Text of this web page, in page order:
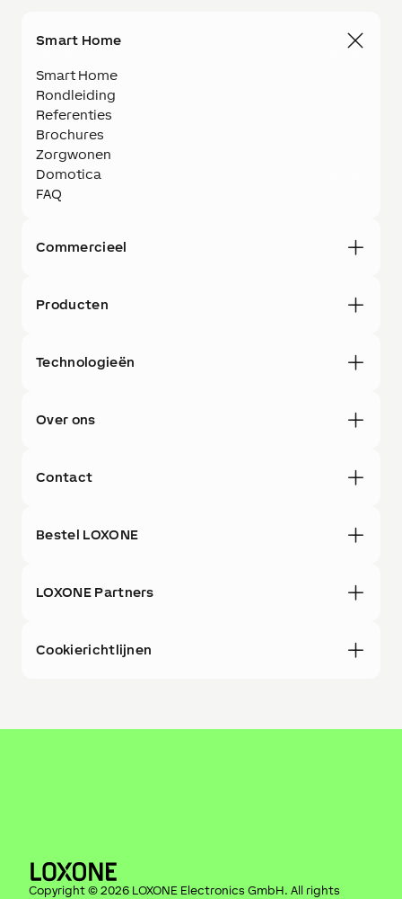
Smart Home
Smart Home
Rondleiding
Referenties
Brochures
Zorgwonen
Domotica
FAQ
Commercieel
Producten
Technologieën
Over ons
Contact
Bestel LOXONE
LOXONE Partners
Cookierichtlijnen
Copyright © 2026 LOXONE Electronics GmbH. All rights